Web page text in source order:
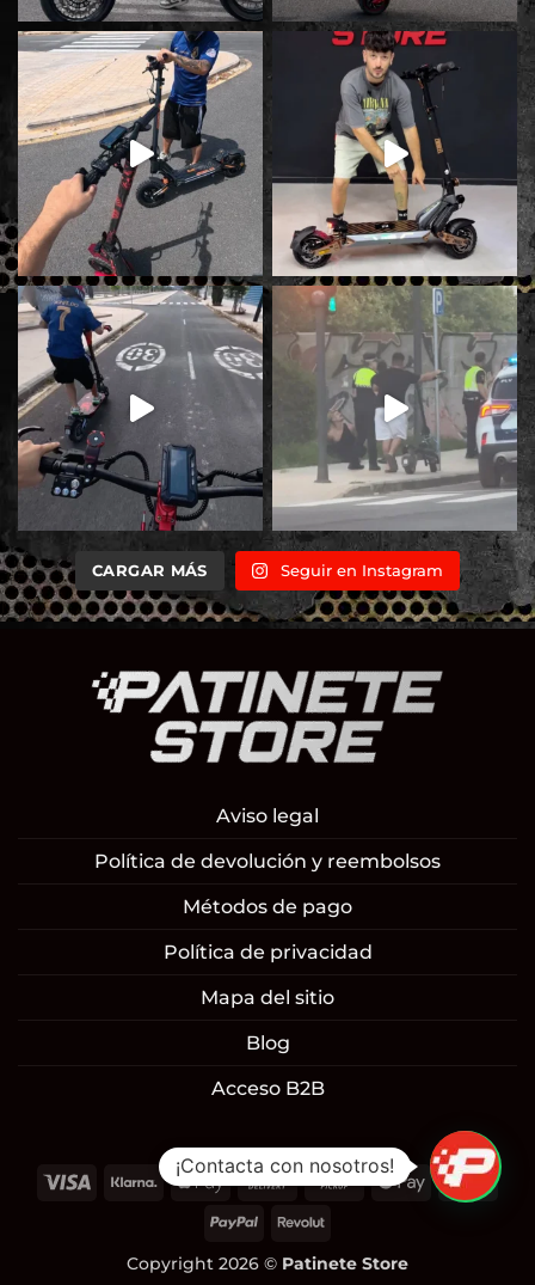
CARGAR MÁS Seguir en Instagram
Aviso legal
Política de devolución y reembolsos
Métodos de pago
Política de privacidad
Mapa del sitio
Blog
Acceso B2B
Visa Klarna
Apple
Cash
Delivery
Cash
Google
Pay
PayPal Revolut
Copyright 2026 © Patinete Store
¡Contacta con nosotros!